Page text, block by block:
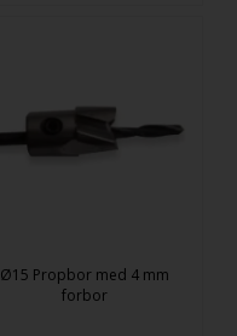
Ø15 Propbor med 4 mm
forbor